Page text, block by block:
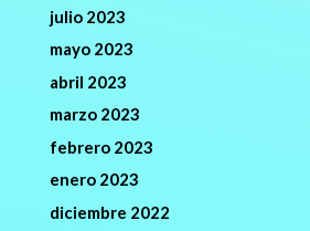
julio 2023
mayo 2023
abril 2023
marzo 2023
febrero 2023
enero 2023
diciembre 2022